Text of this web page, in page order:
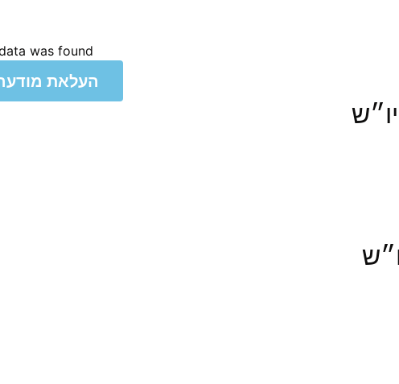
was found
העלאת